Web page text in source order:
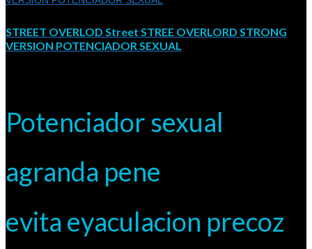
STREET OVERLOD Street STREE OVERLORD STRONG
VERSION POTENCIADOR SEXUAL
Potenciador sexual
agranda pene
evita eyaculacion precoz